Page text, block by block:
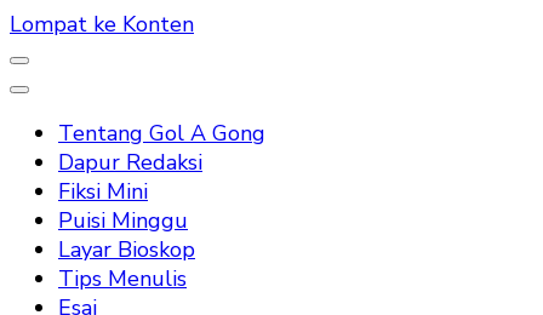
Lompat ke Konten
Tentang Gol A Gong
Dapur Redaksi
Fiksi Mini
Puisi Minggu
Layar Bioskop
Tips Menulis
Esai